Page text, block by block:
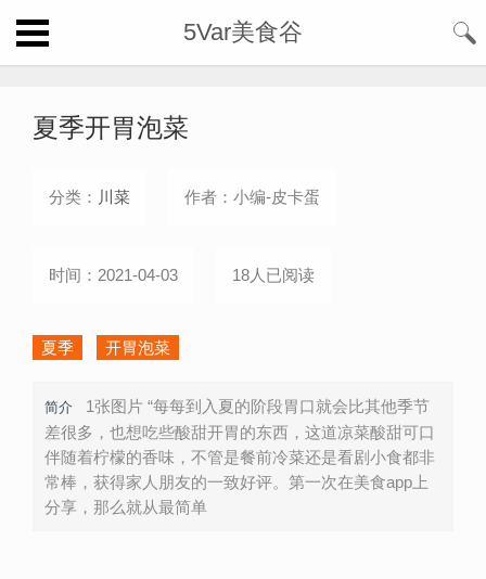
5Var美食谷
夏季开胃泡菜
分类： 川菜 作者：小编-皮卡蛋
时间：2021-04-03 18人已阅读
夏季 开胃泡菜
简介
1张图片 “每每到入夏的阶段胃口就会比其他季节
差很多，也想吃些酸甜开胃的东西，这道凉菜酸甜可口
伴随着柠檬的香味，不管是餐前冷菜还是看剧小食都非
常棒，获得家人朋友的一致好评。第一次在美食app上
分享，那么就从最简单